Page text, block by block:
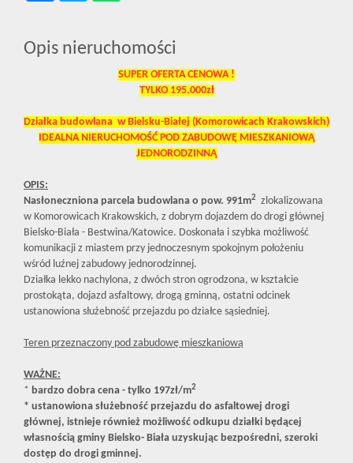
Opis nieruchomości
SUPER OFERTA CENOWA !
TYLKO 195.000zł
Działka budowlana w Bielsku-Białej (Komorowicach Krakowskich)
IDEALNA NIERUCHOMOŚĆ POD ZABUDOWĘ MIESZKANIOWĄ
JEDNORODZINNĄ
OPIS:
Nasłoneczniona parcela budowlana o pow. 991m2 zlokalizowana
w Komorowicach Krakowskich, z dobrym dojazdem do drogi głównej
Bielsko-Biała - Bestwina/Katowice. Doskonała i szybka możliwość
komunikacji z miastem przy jednoczesnym spokojnym położeniu
wśród luźnej zabudowy jednorodzinnej.
Działka lekko nachylona, z dwóch stron ogrodzona, w kształcie
prostokąta, dojazd asfaltowy, drogą gminną, ostatni odcinek
ustanowiona służebność przejazdu po działce sąsiedniej.
Teren przeznaczony pod zabudowę mieszkaniową
WAŻNE:
* bardzo dobra cena - tylko 197zł/m2
* ustanowiona służebność przejazdu do asfaltowej drogi
głównej, istnieje również możliwość odkupu działki będącej
własnością gminy Bielsko- Biała uzyskując bezpośredni, szeroki
dostęp do drogi gminnej.